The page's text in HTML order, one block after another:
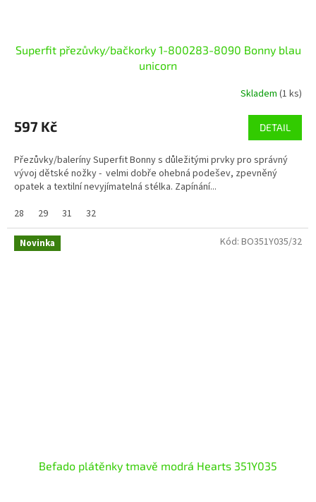
Superfit přezůvky/bačkorky 1-800283-8090 Bonny blau
unicorn
Skladem (1 ks)
597 Kč DETAIL
Přezůvky/baleríny Superfit Bonny s důležitými prvky pro správný
vývoj dětské nožky - velmi dobře ohebná podešev, zpevněný
opatek a textilní nevyjímatelná stélka. Zapínání...
28
29 31 32
Novinka
Befado plátěnky tmavě modrá Hearts 351Y035
Kód: BO351Y035/32